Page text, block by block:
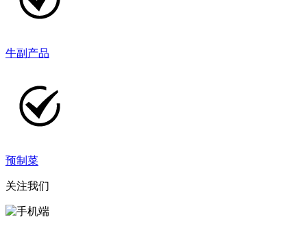
牛副产品
预制菜
关注我们